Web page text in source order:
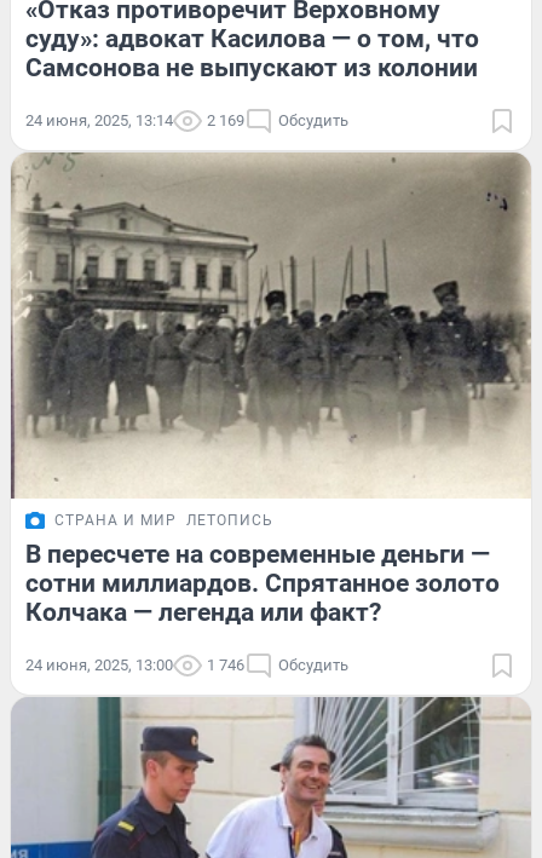
«Отказ противоречит Верховному
суду»: адвокат Касилова — о том, что
Самсонова не выпускают из колонии
24 июня, 2025, 13:14 2 169 Обсудить
СТРАНА И МИР ЛЕТОПИСЬ
В пересчете на современные деньги —
сотни миллиардов. Спрятанное золото
Колчака — легенда или факт?
24 июня, 2025, 13:00 1 746 Обсудить